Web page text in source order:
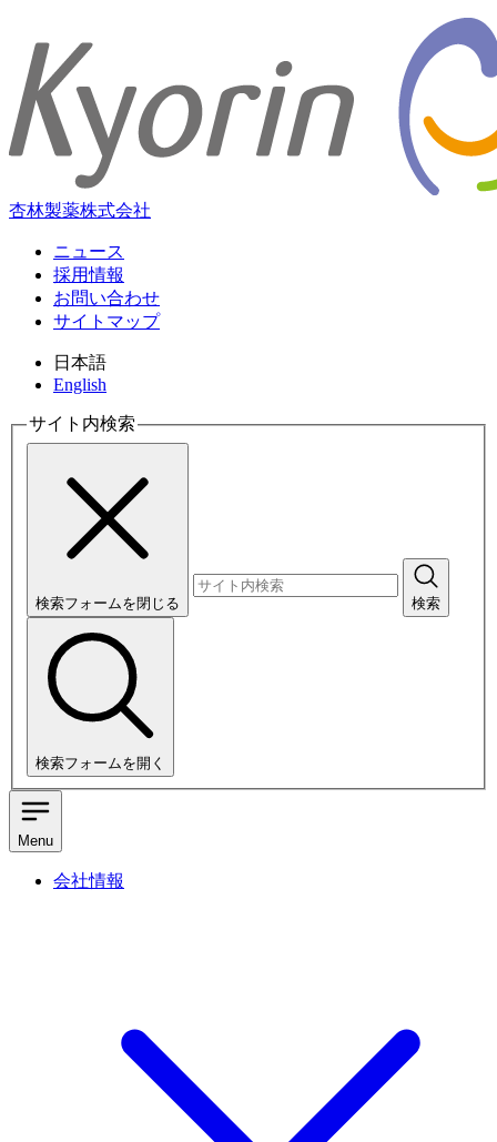
杏林製薬株式会社
ニュース
採用情報
お問い合わせ
サイトマップ
日本語
English
サイト内検索
検索フォームを閉じる 検索
検索フォームを開く
Menu
会社情報